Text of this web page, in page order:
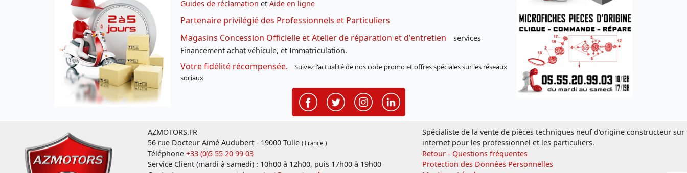
Guides de réclamation et Aide en ligne
Partenaire privilégié des Professionnels et Particuliers
Magasins Concession Officielle et Atelier de réparation et d'entretien
services
Financement achat véhicule, et Immatriculation.
Votre fidélité récompensée.
Suivez l'actualité de nos code promo et offres spéciales sur les réseaux
sociaux
AZMOTORS.FR
56 rue Docteur Aimé Audubert - 19000 Tulle ( France )
Téléphone +33 (0)5 55 20 99 03
Service Client (mardi à samedi) : 10h00 à 12h00, puis 17h00 à 19h00
Spécialiste de la vente de pièces techniques neuf d'origine constructeur sur
internet pour les professionnel et les particuliers.
Retour - Questions fréquentes
Protection des Données Personnelles